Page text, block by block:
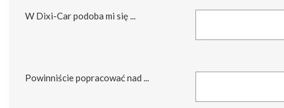
W Dixi-Car podoba mi się ...
Powinniście popracować nad ...